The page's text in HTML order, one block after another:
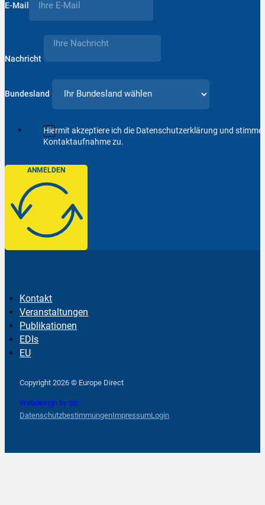
E-Mail
Nachricht
Bundesland
Hiermit akzeptiere ich die Datenschutzerklärung und
Kontaktaufnahme zu.
ANMELDEN
Kontakt
Veranstaltungen
Publikationen
EDIs
EU
Copyright 2026 © Europe Direct
Webdesign by qlp
DatenschutzbestimmungenImpressumLogin